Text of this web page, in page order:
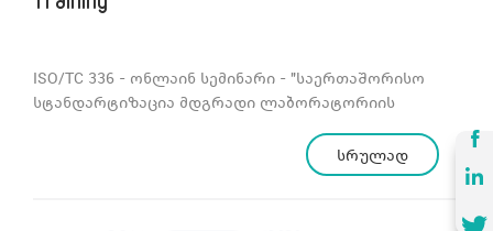
ISO/TC 336 - ონლაინ სემინარი - "საერთაშორისო
სტანდარტიზაცია მდგრადი ლაბორატორიის
სრულად